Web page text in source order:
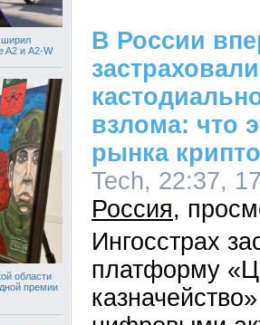
A2 и A2-W
области
премии
В России
взлома: что
рынка
Tech, 22:37,
Россия
Ингосстрах
платформу